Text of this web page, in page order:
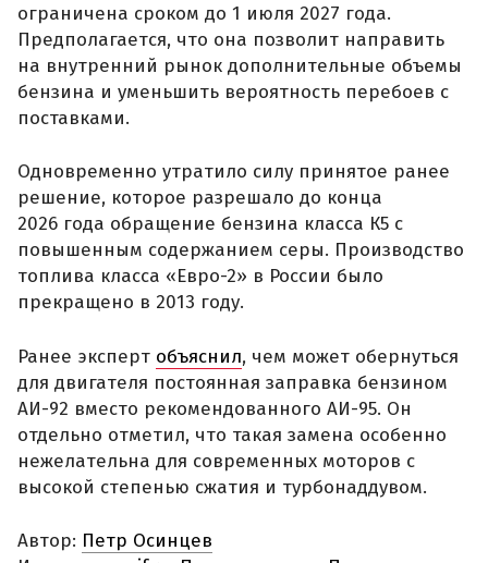
ограничена сроком до 1 июля 2027 года.
Предполагается, что она позволит направить
на внутренний рынок дополнительные объемы
бензина и уменьшить вероятность перебоев с
поставками.
Одновременно утратило силу принятое ранее
решение, которое разрешало до конца
2026 года обращение бензина класса К5 с
повышенным содержанием серы. Производство
топлива класса «Евро-2» в России было
прекращено в 2013 году.
Ранее эксперт объяснил, чем может обернуться
для двигателя постоянная заправка бензином
АИ-92 вместо рекомендованного АИ-95. Он
отдельно отметил, что такая замена особенно
нежелательна для современных моторов с
высокой степенью сжатия и турбонаддувом.
Автор: Петр Осинцев